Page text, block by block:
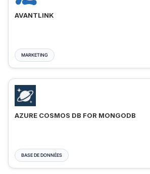
AVANTLINK
MARKETING
AZURE COSMOS DB FOR MONGODB
BASE DE DONNÉES